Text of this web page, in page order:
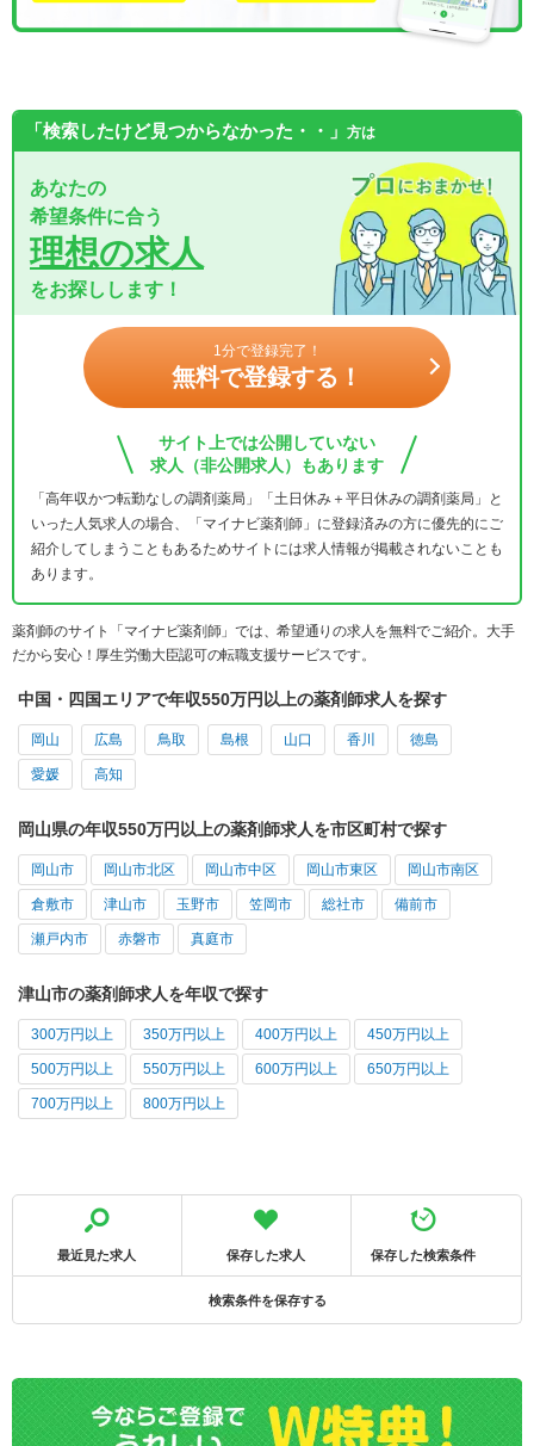
「検索したけど見つからなかった・・」 方は
あなたの
希望条件に合う
理想の求人
をお探しします！
1分で登録完了！
無料で登録する！
サイト上では公開していない
求人（非公開求人）もあります
「高年収かつ転勤なしの調剤薬局」「土日休み＋平日休みの調剤薬局」と
いった人気求人の場合、「マイナビ薬剤師」に登録済みの方に優先的にご
紹介してしまうこともあるためサイトには求人情報が掲載されないことも
あります。
薬剤師のサイト「マイナビ薬剤師」では、希望通りの求人を無料でご紹介。大手
だから安心！厚生労働大臣認可の転職支援サービスです。
中国・四国エリアで年収550万円以上の薬剤師求人を探す
岡山 広島 鳥取 島根 山口 香川 徳島
愛媛 高知
岡山県の年収550万円以上の薬剤師求人を市区町村で探す
岡山市 岡山市北区 岡山市中区 岡山市東区 岡山市南区
倉敷市 津山市 玉野市 笠岡市 総社市 備前市
瀬戸内市 赤磐市 真庭市
津山市の薬剤師求人を年収で探す
300万円以上 350万円以上 400万円以上 450万円以上
500万円以上 550万円以上 600万円以上 650万円以上
700万円以上 800万円以上
最近見た求人 保存した求人 保存した検索条件
検索条件を保存する